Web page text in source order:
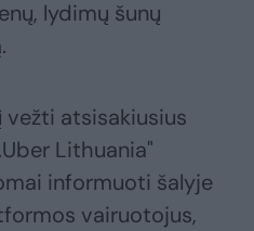
lydimų šunų
atsisakiusius
Lithuania"
informuoti šalyje
vairuotojus,